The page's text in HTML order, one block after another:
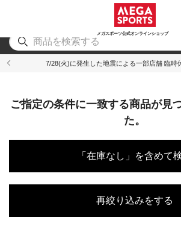
メガスポーツ公式オンラインショップ
アウトドア
7/28(火)に発生した地震による一部店舗 臨時
ご指定の条件に一致する商品が見
た。
「在庫なし」を含めて
再絞り込みをする